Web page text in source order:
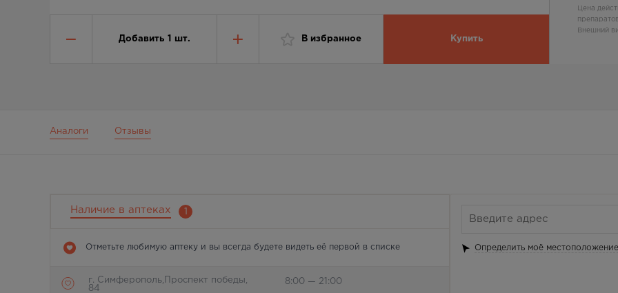
Добавить 1 шт. В избранное Купить
Цена
Внешний
Аналоги Отзывы
Наличие в аптеках 1
Отметьте любимую аптеку и вы всегда будете видеть её первой в списке
г. Симферополь,Проспект победы,
84
8:00 — 21:00
Определить моё местоположение